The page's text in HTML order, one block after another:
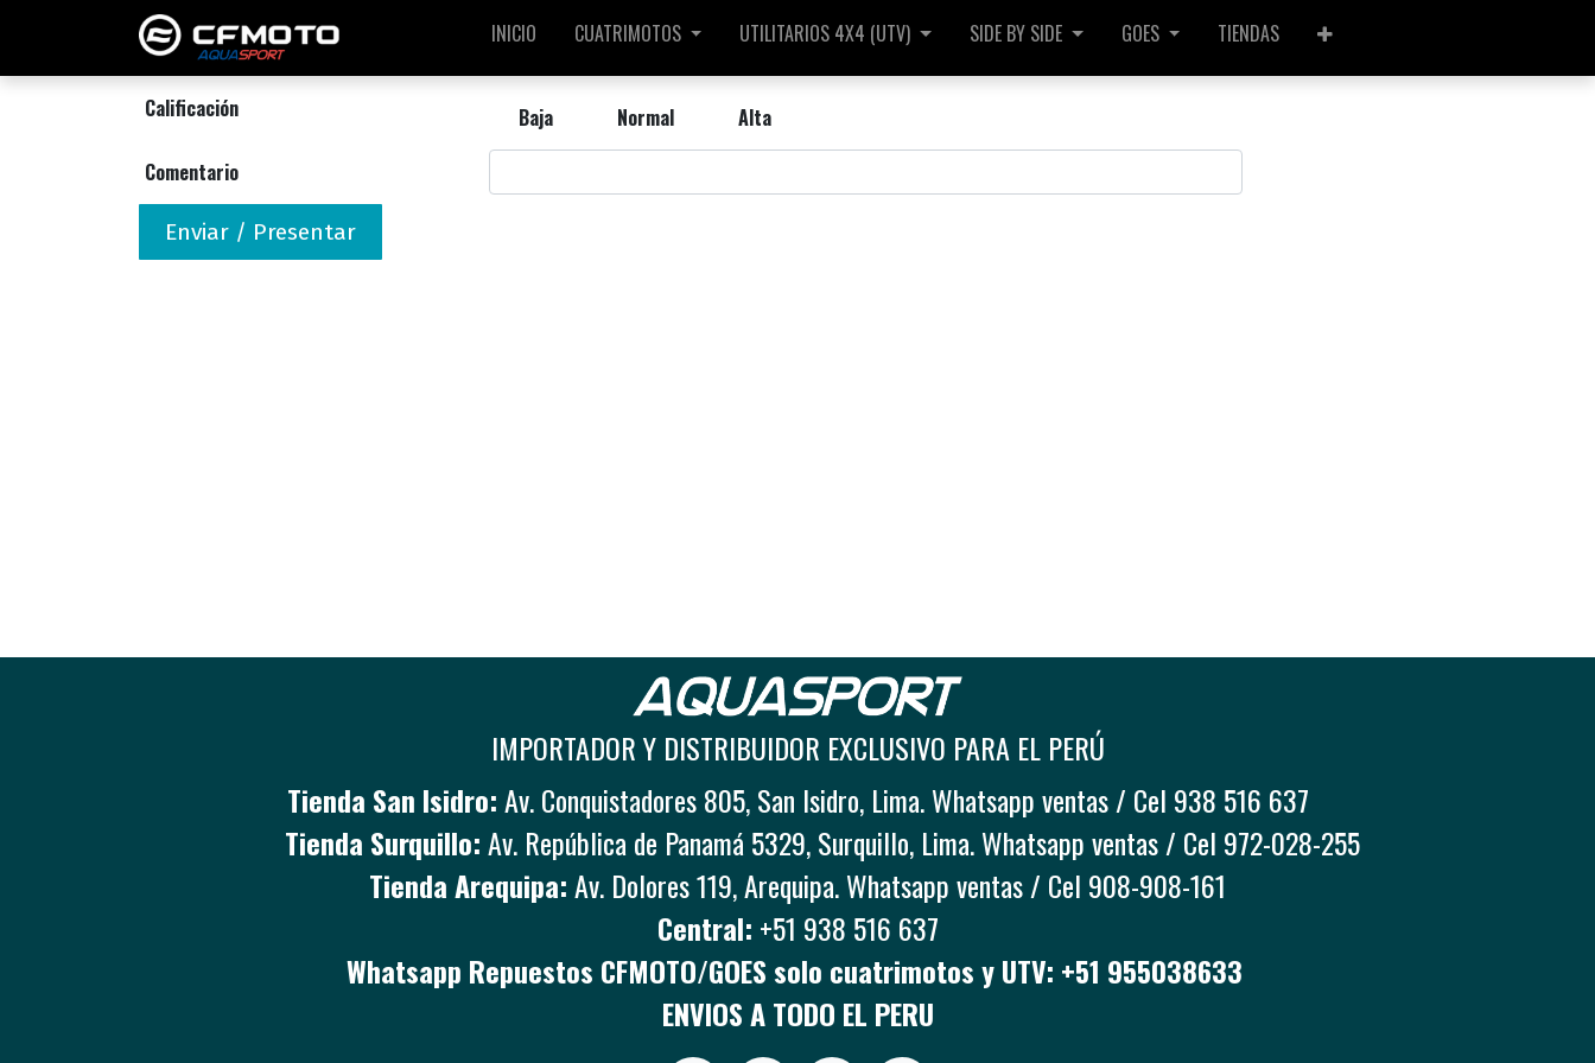
INICIO CUATRIMOTOS UTILITARIOS 4X4 (UTV) SIDE BY SIDE GOES TIENDAS
Calificación Baja Normal
Alta
Comentario
Enviar / Presentar
IMPORTADOR Y DISTRIBUIDOR EXCLUSIVO PARA EL PERÚ
Tienda San Isidro:Av. Conquistadores 805, San Isidro, Lima. Whatsapp ventas / Cel 938 516 637
Tienda Surquillo:Av. República de Panamá 5329, Surquillo, Lima. Whatsapp ventas / Cel 972-028-255
Tienda Arequipa:Av. Dolores 119, Arequipa. Whatsapp ventas / Cel 908-908-161
Central: +51 938 516 637
Whatsapp Repuestos CFMOTO/GOES solo cuatrimotos y UTV: +51 955038633
ENVIOS A TODO EL PERU